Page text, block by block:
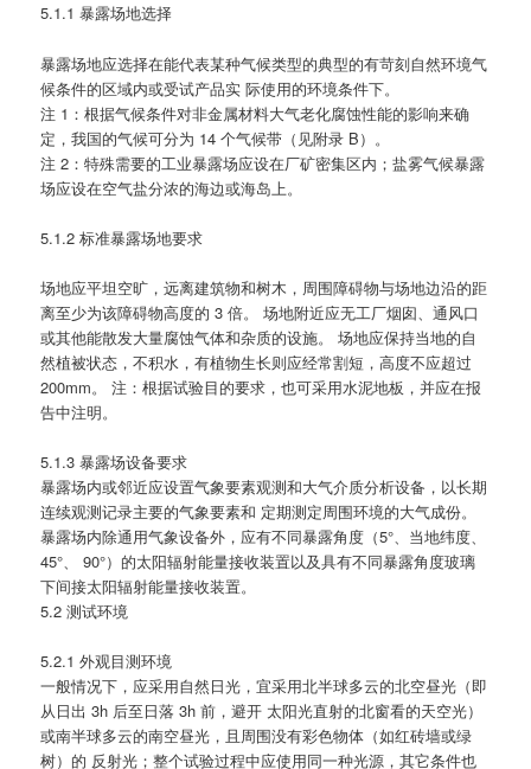
5.1.1 暴露场地选择
暴露场地应选择在能代表某种气候类型的典型的有苛刻自然环境气
候条件的区域内或受试产品实 际使用的环境条件下。
注 1：根据气候条件对非金属材料大气老化腐蚀性能的影响来确
定，我国的气候可分为 14 个气候带（见附录 B）。
注 2：特殊需要的工业暴露场应设在厂矿密集区内；盐雾气候暴露
场应设在空气盐分浓的海边或海岛上。
5.1.2 标准暴露场地要求
场地应平坦空旷，远离建筑物和树木，周围障碍物与场地边沿的距
离至少为该障碍物高度的 3 倍。 场地附近应无工厂烟囱、通风口
或其他能散发大量腐蚀气体和杂质的设施。 场地应保持当地的自
然植被状态，不积水，有植物生长则应经常割短，高度不应超过
200mm。 注：根据试验目的要求，也可采用水泥地板，并应在报
告中注明。
5.1.3 暴露场设备要求
暴露场内或邻近应设置气象要素观测和大气介质分析设备，以长期
连续观测记录主要的气象要素和 定期测定周围环境的大气成份。
暴露场内除通用气象设备外，应有不同暴露角度（5°、当地纬度、
45°、 90°）的太阳辐射能量接收装置以及具有不同暴露角度玻璃
下间接太阳辐射能量接收装置。
5.2 测试环境
5.2.1 外观目测环境
一般情况下，应采用自然日光，宜采用北半球多云的北空昼光（即
从日出 3h 后至日落 3h 前，避开 太阳光直射的北窗看的天空光）
或南半球多云的南空昼光，且周围没有彩色物体（如红砖墙或绿
树）的 反射光；整个试验过程中应使用同一种光源，其它条件也